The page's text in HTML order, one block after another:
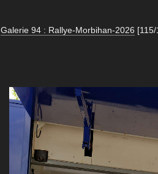
Galerie 94 : Rallye-Morbihan-2026